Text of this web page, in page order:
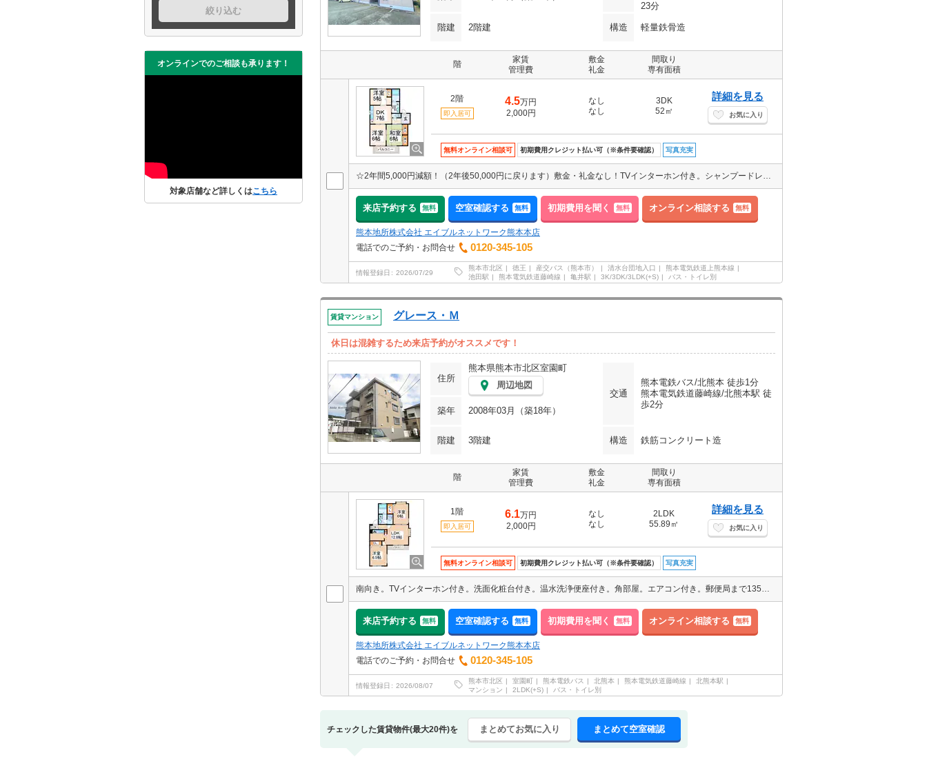
絞り込む
オンラインでのご相談も承ります！
対象店舗など詳しくはこちら
23分
階建 2階建 構造 軽量鉄骨造
階
家賃
管理費
敷金
礼金
間取り
専有面積
2階
即入居可
4.5万円
2,000円
なし
なし
3DK
52㎡
詳細を見る
お気に入り
無料オンライン相談可 初期費用クレジット払い可（※条件要確認） 写真充実
☆2年間5,000円減額！（2年後50,000円に戻ります）敷金・礼金なし！TVインターホン付き。シャンプードレッサー付き。人気の積水ハウス施工です！最上階角部屋！3号線も近い為、利便性も良いです◎
来店予約する 無料 空室確認する 無料 初期費用を聞く 無料 オンライン相談する 無料
熊本地所株式会社 エイブルネットワーク熊本本店
電話でのご予約・お問合せ
0120-345-105
情報登録日 2026/07/29
熊本市北区 徳王 産交バス（熊本市） 清水台団地入口
熊本電気鉄道上熊本線
池田駅
熊本電気鉄道藤崎線 亀井駅 3K/3DK/3LDK(+S) バス・トイレ別
賃貸マンション グレース・Ｍ
休日は混雑するため来店予約がオススメです！
住所
熊本県熊本市北区室園町
周辺地図
交通
熊本電鉄バス/北熊本 徒歩1分
熊本電気鉄道藤崎線/北熊本駅 徒
歩2分
築年 2008年03月（築18年）
階建 3階建 構造 鉄筋コンクリート造
階
家賃
管理費
敷金
礼金
間取り
専有面積
1階
即入居可
6.1万円
2,000円
なし
なし
2LDK
55.89㎡
詳細を見る
お気に入り
無料オンライン相談可 初期費用クレジット払い可（※条件要確認） 写真充実
南向き。TVインターホン付き。洗面化粧台付き。温水洗浄便座付き。角部屋。エアコン付き。郵便局まで135ｍ。コンビニまで279ｍ。ディスカウントショップまで291ｍ。
来店予約する 無料 空室確認する 無料 初期費用を聞く 無料 オンライン相談する 無料
熊本地所株式会社 エイブルネットワーク熊本本店
電話でのご予約・お問合せ
0120-345-105
情報登録日 2026/08/07
熊本市北区 室園町 熊本電鉄バス 北熊本 熊本電気鉄道藤崎線
北熊本駅
マンション
2LDK(+S) バス・トイレ別
チェックした賃貸物件(最大20件)を まとめてお気に入り まとめて空室確認